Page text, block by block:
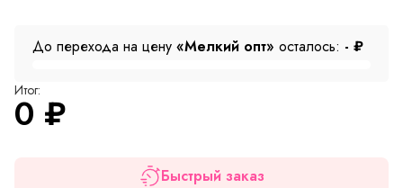
До перехода на цену «Мелкий опт» осталось: - ₽
Итог:
0 ₽
Быстрый заказ